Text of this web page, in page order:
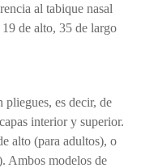
al tabique nasal
de alto, 35 de largo
pliegues, es decir, de
interior y superior.
alto (para adultos), o
Ambos modelos de